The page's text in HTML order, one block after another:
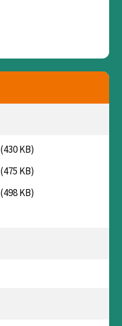
(430 KB)
(475 KB)
(498 KB)